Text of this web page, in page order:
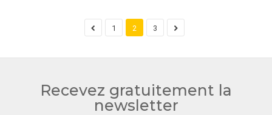
1 2 3
Recevez gratuitement la
newsletter